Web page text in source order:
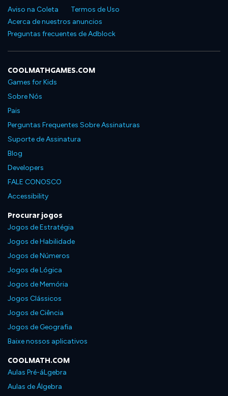
Aviso na Coleta
Termos de Uso
Acerca de nuestros anuncios
Preguntas frecuentes de Adblock
COOLMATHGAMES.COM
Games for Kids
Sobre Nós
Pais
Perguntas Frequentes Sobre Assinaturas
Suporte de Assinatura
Blog
Developers
FALE CONOSCO
Accessibility
Procurar jogos
Jogos de Estratégia
Jogos de Habilidade
Jogos de Números
Jogos de Lógica
Jogos de Memória
Jogos Clássicos
Jogos de Ciência
Jogos de Geografia
Baixe nossos aplicativos
COOLMATH.COM
Aulas Pré-áLgebra
Aulas de Álgebra